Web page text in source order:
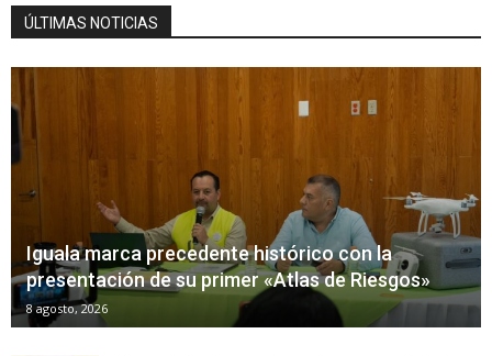
ÚLTIMAS NOTICIAS
Iguala marca precedente histórico con la
presentación de su primer «Atlas de Riesgos»
8 agosto, 2026